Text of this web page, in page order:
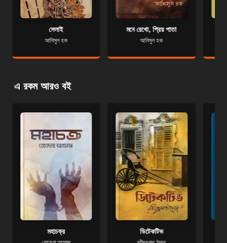
সেলাই
আনিসুল হক
মনে রেখো, প্রিয় পাতা
আনিসুল হক
এ রকম আরও বই
মহাচক্র ডিটেকটিভ